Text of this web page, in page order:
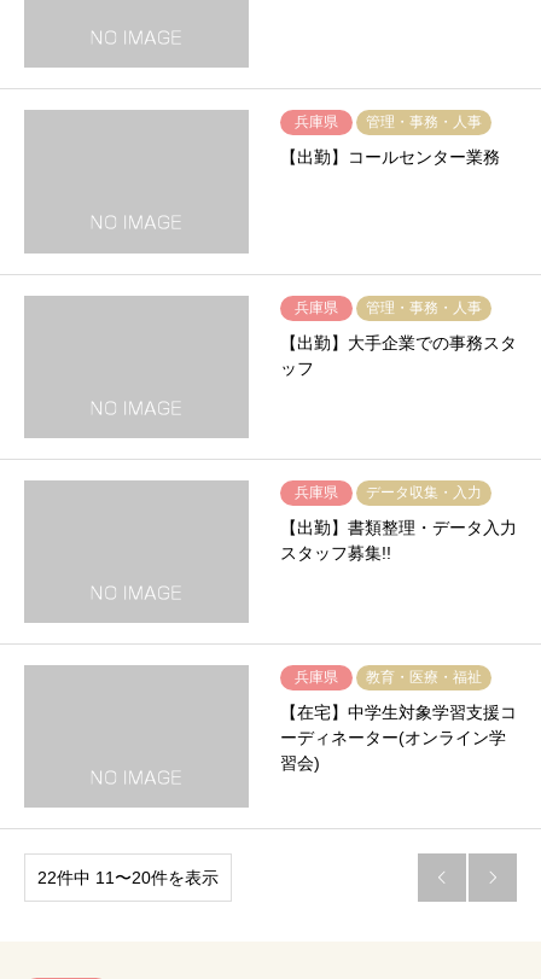
兵庫県 管理・事務・人事
【出勤】コールセンター業務
兵庫県 管理・事務・人事
【出勤】大手企業での事務スタ
ッフ
兵庫県 データ収集・入力
【出勤】書類整理・データ入力
スタッフ募集!!
兵庫県 教育・医療・福祉
【在宅】中学生対象学習支援コ
ーディネーター(オンライン学
習会)
22件中 11〜20件を表示  